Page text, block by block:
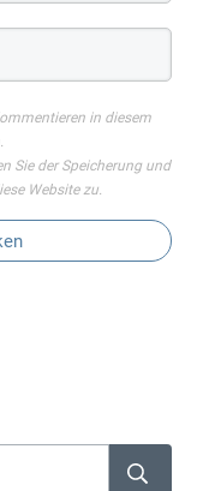
in diesem
Sie der Speicherung und
Website zu.